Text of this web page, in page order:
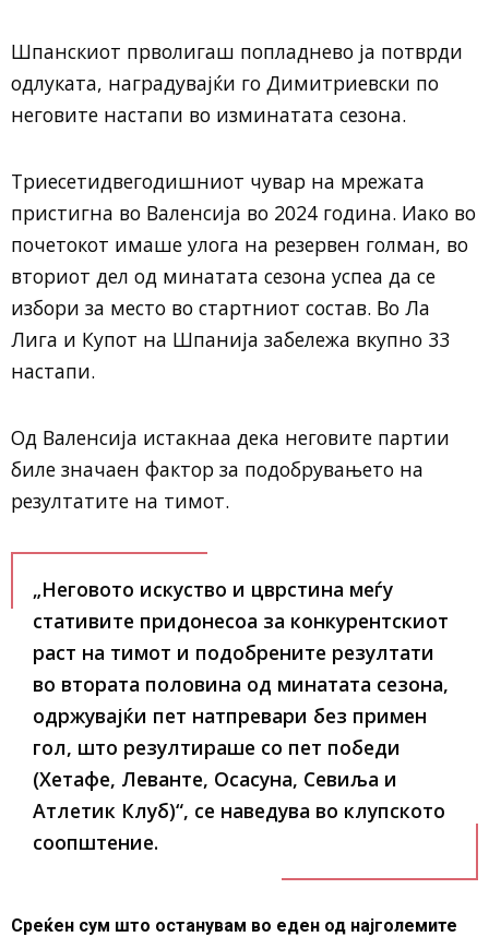
Шпанскиот прволигаш попладнево ја потврди
одлуката, наградувајќи го Димитриевски по
неговите настапи во изминатата сезона.
Триесетидвегодишниот чувар на мрежата
пристигна во Валенсија во 2024 година. Иако во
почетокот имаше улога на резервен голман, во
вториот дел од минатата сезона успеа да се
избори за место во стартниот состав. Во Ла
Лига и Купот на Шпанија забележа вкупно 33
настапи.
Од Валенсија истакнаа дека неговите партии
биле значаен фактор за подобрувањето на
резултатите на тимот.
„Неговото искуство и цврстина меѓу
стативите придонесоа за конкурентскиот
раст на тимот и подобрените резултати
во втората половина од минатата сезона,
одржувајќи пет натпревари без примен
гол, што резултираше со пет победи
(Хетафе, Леванте, Осасуна, Севиља и
Атлетик Клуб)“, се наведува во клупското
соопштение.
Среќен сум што останувам во еден од најголемите